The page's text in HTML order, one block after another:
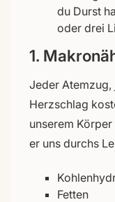
du Durst
oder drei
1.
Jeder Atemzug,
Herzschlag
unserem
er uns durchs
Fetten